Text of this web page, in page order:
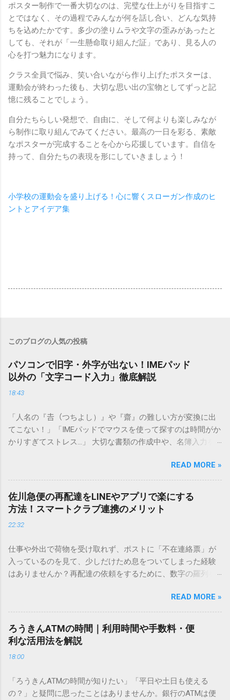
ポスター制作で一番大切なのは、完璧な仕上がりを目指すこ
とではなく、その過程でみんなが何を話し合い、どんな気持
ちを込めたかです。多少の塗りムラや文字の歪みがあったと
しても、それが「一生懸命取り組んだ証」であり、見る人の
心を打つ魅力になります。
クラス全員で悩み、笑い合いながら作り上げたポスターは、
運動会が終わった後も、大切な思い出の宝物としてずっと記
憶に残ることでしょう。
自分たちらしい発想で、自由に、そして何よりも楽しみなが
ら制作に取り組んでみてください。最高の一日を彩る、素敵
なポスターが完成することを心から応援しています。自信を
持って、自分たちの表現を形にしていきましょう！
小学校の運動会を盛り上げる！心に響くスローガン作成のヒ
ントとアイデア集
このブログの人気の投稿
パソコンで旧字・外字が出ない！IMEパッド
以外の「文字コード入力」徹底解説
18:43
「人名の『𠮷（つちよし）』や『齋』の難しい方が変換に出
てこない！」「IMEパッドでマウスを使って探すのは時間がか
かりすぎてストレス…」 大切な書類の作成中や、名簿入力を
てしまいますよね。多くの人が「IMEパッド（手書き入力）」
を使いますが、実はマウスで一画ずつ書くのは非効率です
し、似た漢字が多すぎて結局見つからないことも少なくあり
ません。 そこで今回は、IMEパッドを使わずに、特定のコー
ドを打ち込むだけで一瞬で旧字や外字、特殊記号を呼び出す
「文字コード入力」のテクニックを詳しく解説します。 この
必要はありません。 1. なぜ「変換」しても旧字・外字が出て
こないのか？ そもそも、なぜ普通の変換で出てこない漢字が
あるのでしょうか。その理由は、パソコンが文字を認識する
は、JIS規格（日本産業規格）によって「第1水準」「第2水
準」といった形で整理されています。しかし、人名や地名に
使われる非常に古い漢字（旧字）や、特定の組織だけで作ら
れた「外字」は、この一般的な変換リストに含まれていない
ン上のすべての文字には、いわば「住所」のような番号が割
り振られています。変換候補に出ない文字でも、この住所
READ MORE »
佐川急便の再配達をLINEやアプリで楽にする
方法！スマートクラブ連携のメリット
22:32
仕事や外出で荷物を受け取れず、ポストに「不在連絡票」が
入っているのを見て、少しだけため息をついてしまった経験
はありませんか？再配達の依頼をするために、数字の羅列を
ことに申し訳なさを感じたりすることもあるかもしれませ
ん。 「もっとスムーズに、自分のタイミングで受け取りた
い」 「わざわざ電話をかけずに、スマホ一つで完結させた
い」 そんな願いを叶えてくれるのが、佐川急便の会員制サー
ビス「スマートクラブ」と、LINEや公式アプリの連携です。
これらを活用するだけで、再配達のストレスは驚くほど軽く
受け取り術と、連携による具体的なメリットを徹底解説しま
す。 佐川急便の再配達が劇的に変わる「スマートクラブ」と
READ MORE »
ろうきんATMの時間｜利用時間や手数料・便
利な活用法を解説
18:00
「ろうきんATMの時間が知りたい」「平日や土日も使える
の？」と疑問に思ったことはありませんか。銀行のATMは便